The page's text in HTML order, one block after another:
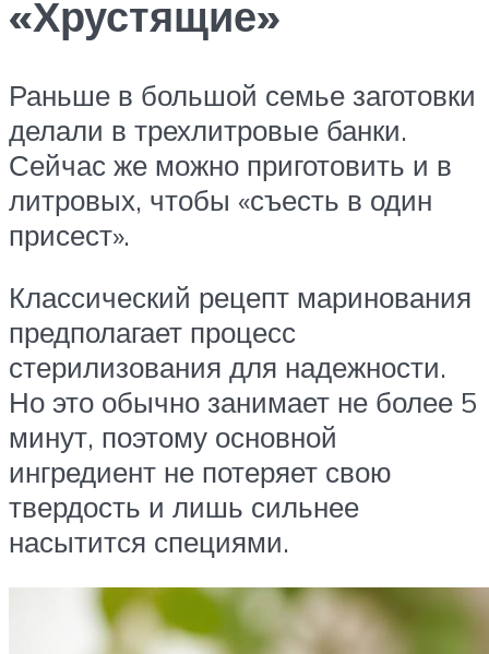
«Хрустящие»
Раньше в большой семье заготовки
делали в трехлитровые банки.
Сейчас же можно приготовить и в
литровых, чтобы «съесть в один
присест».
Классический рецепт маринования
предполагает процесс
стерилизования для надежности.
Но это обычно занимает не более 5
минут, поэтому основной
ингредиент не потеряет свою
твердость и лишь сильнее
насытится специями.